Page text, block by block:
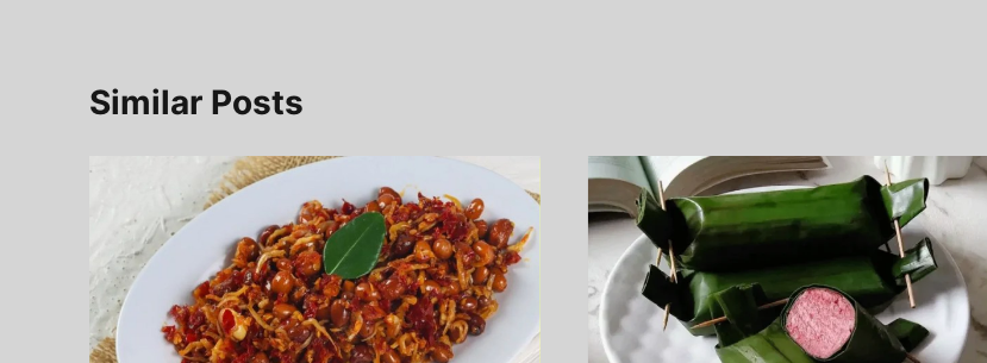
Similar Posts